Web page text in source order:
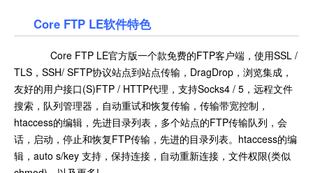
Core FTP LE软件特色
Core FTP LE官方版一个款免费的FTP客户端，使用SSL /
TLS，SSH/ SFTP协议站点到站点传输，DragDrop，浏览集成，
友好的用户接口(S)FTP / HTTP代理，支持Socks4 / 5，远程文件
搜索，队列管理器，自动重试和恢复传输，传输带宽控制，
htaccess的编辑，先进目录列表，多个站点的FTP传输队列，会
话，启动，停止和恢复FTP传输，先进的目录列表。htaccess的编
辑，auto s/key 支持，保持连接，自动重新连接，文件权限(类似